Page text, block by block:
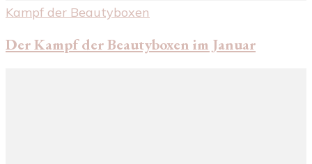
Kampf der Beautyboxen
Der Kampf der Beautyboxen im Januar